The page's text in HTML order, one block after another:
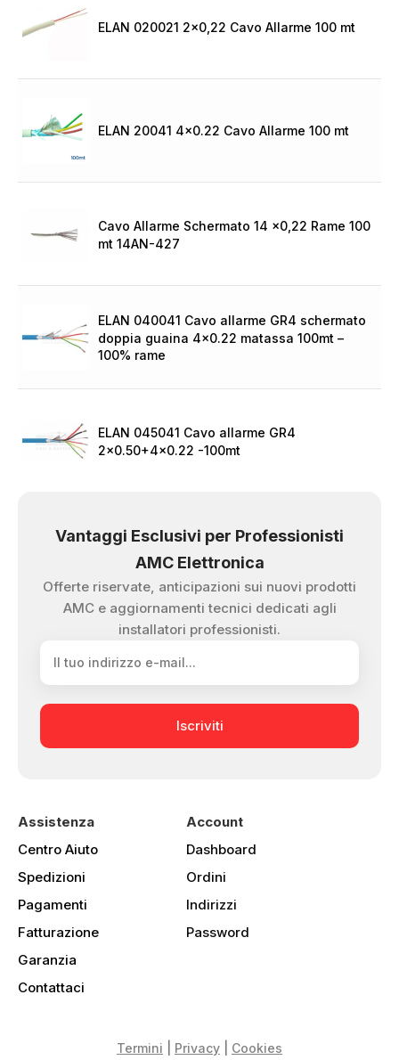
ELAN 020021 2×0,22 Cavo Allarme 100 mt
ELAN 20041 4×0.22 Cavo Allarme 100 mt
Cavo Allarme Schermato 14 x0,22 Rame 100
mt 14AN-427
ELAN 040041 Cavo allarme GR4 schermato
doppia guaina 4×0.22 matassa 100mt –
100% rame
ELAN 045041 Cavo allarme GR4
2×0.50+4×0.22 -100mt
Vantaggi Esclusivi per Professionisti
AMC Elettronica
Offerte riservate, anticipazioni sui nuovi prodotti
AMC e aggiornamenti tecnici dedicati agli
installatori professionisti.
Iscriviti
Assistenza
Centro Aiuto
Spedizioni
Pagamenti
Fatturazione
Garanzia
Contattaci
Account
Dashboard
Ordini
Indirizzi
Password
Termini Privacy Cookies